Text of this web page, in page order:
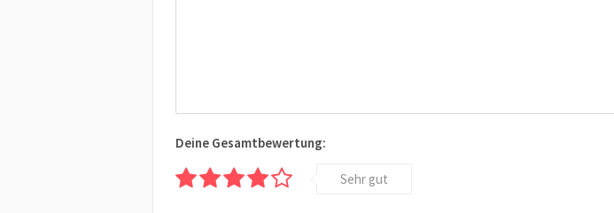
Deine Gesamtbewertung:
Sehr gut